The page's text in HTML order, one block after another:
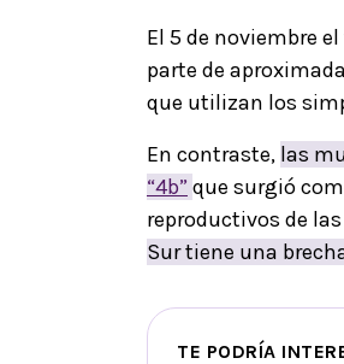
El 5 de noviembre
parte de
que utilizan los
En contraste, las
“4b” que surgió
reproductivos de
Sur tiene una
TE PODRÍA